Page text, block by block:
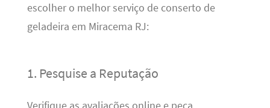
escolher o melhor serviço de conserto de
geladeira em Miracema RJ:
1. Pesquise a Reputação